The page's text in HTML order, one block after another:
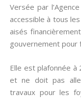
Versée par
accessible à tous
aisés
gouvernement pour
Elle est plafonnée à
et ne doit pas
travaux pour les